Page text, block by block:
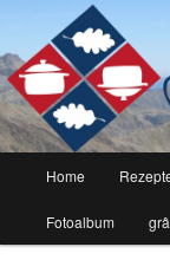
kochen, backen,
Zum
Inhalt
Home
Fotoalbum